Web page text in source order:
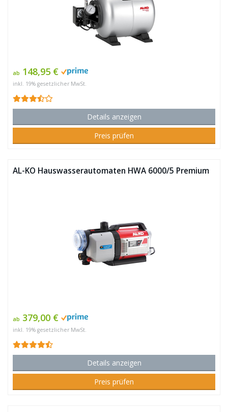
ab 148,95 €
inkl. 19% gesetzlicher MwSt.
Details anzeigen
Preis prüfen
AL-KO Hauswasserautomaten HWA 6000/5 Premium
ab 379,00 €
inkl. 19% gesetzlicher MwSt.
Details anzeigen
Preis prüfen